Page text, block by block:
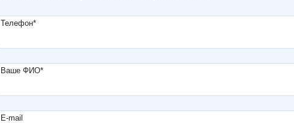
Телефон*
Ваше ФИО*
E-mail